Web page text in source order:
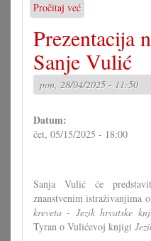
Pročitaj već
Djelaonica
za
tancanje
kola
s
Štefanom
Prezentacija
Sanje Vulić
pon, 28/04/2025 - 11:50
Datum:
čet, 05/15/2025 - 18:00
Sanja Vulić će
znanstvenim istraživanjima
kreveta - Jezik hrvatske
Tyran o Vulićevoj knjigi